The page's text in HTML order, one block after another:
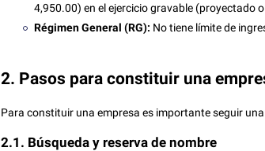
4,950.00) en el ejercicio gravable (proyectado
Régimen General (RG): No tiene límite de
2. Pasos para constituir una
Para constituir una empresa es importante seguir
2.1. Búsqueda y reserva de nombre